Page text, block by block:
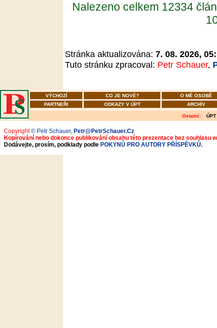
Nalezeno celkem 12334
Stránka aktualizována: 7. 08. 2026,
Tuto stránku zpracoval: Petr Schauer,
VÝCHOZÍ CO JE NOVÉ?
O MÉ OSOBĚ
PARTNEŘI
ODKAZY V ÚPT ARCHÍV
Ostatní: ÚPT
Copyright© Petr Schauer, Petr@PetrSchauer.Cz
Kopírování nebo dokonce publikování obsahu této prezentace bez souhlasu
Dodávejte, prosím, podklady podle POKYNŮ PRO AUTORY PŘÍSPĚVKŮ.